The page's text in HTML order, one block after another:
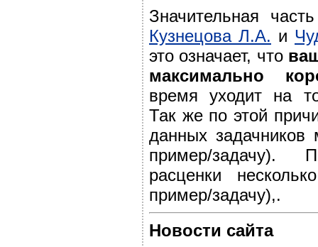
Значительная
Кузнецова Л.А. и
это означает, что
максимально
время уходит на
Так же по этой
данных
пример/задачу).
расценки
пример/задачу),.
Новости сайта